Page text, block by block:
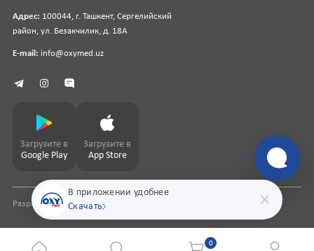
В приложении удобнее
Скачать
Адрес: 100044, г. Ташкент, Сергелийский
район, ул. Безакчилик, д. 18А
E-mail: info@oxymed.uz
Загрузите в
Google Play
Загрузите в
App Store
Разработка сайтаpharmit.uz
0